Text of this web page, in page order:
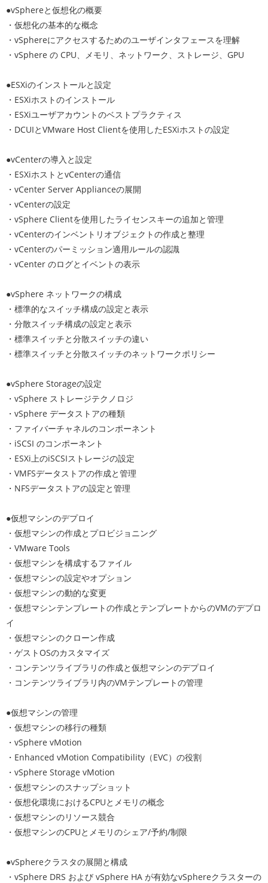
●vSphereと仮想化の概要
・仮想化の基本的な概念
・vSphereにアクセスするためのユーザインタフェースを理解
・vSphere の CPU、メモリ、ネットワーク、ストレージ、GPU
●ESXiのインストールと設定
・ESXiホストのインストール
・ESXiユーザアカウントのベストプラクティス
・DCUIとVMware Host Clientを使用したESXiホストの設定
●vCenterの導入と設定
・ESXiホストとvCenterの通信
・vCenter Server Applianceの展開
・vCenterの設定
・vSphere Clientを使用したライセンスキーの追加と管理
・vCenterのインベントリオブジェクトの作成と整理
・vCenterのパーミッション適用ルールの認識
・vCenter のログとイベントの表示
●vSphere ネットワークの構成
・標準的なスイッチ構成の設定と表示
・分散スイッチ構成の設定と表示
・標準スイッチと分散スイッチの違い
・標準スイッチと分散スイッチのネットワークポリシー
●vSphere Storageの設定
・vSphere ストレージテクノロジ
・vSphere データストアの種類
・ファイバーチャネルのコンポーネント
・iSCSI のコンポーネント
・ESXi上のiSCSIストレージの設定
・VMFSデータストアの作成と管理
・NFSデータストアの設定と管理
●仮想マシンのデプロイ
・仮想マシンの作成とプロビジョニング
・VMware Tools
・仮想マシンを構成するファイル
・仮想マシンの設定やオプション
・仮想マシンの動的な変更
・仮想マシンテンプレートの作成とテンプレートからのVMのデプロ
イ
・仮想マシンのクローン作成
・ゲストOSのカスタマイズ
・コンテンツライブラリの作成と仮想マシンのデプロイ
・コンテンツライブラリ内のVMテンプレートの管理
●仮想マシンの管理
・仮想マシンの移行の種類
・vSphere vMotion
・Enhanced vMotion Compatibility（EVC）の役割
・vSphere Storage vMotion
・仮想マシンのスナップショット
・仮想化環境におけるCPUとメモリの概念
・仮想マシンのリソース競合
・仮想マシンのCPUとメモリのシェア/予約/制限
●vSphereクラスタの展開と構成
・vSphere DRS および vSphere HA が有効なvSphereクラスターの